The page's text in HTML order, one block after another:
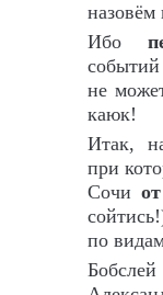
Ибо
событий
не
каюк!
Итак,
при
Сочи
по